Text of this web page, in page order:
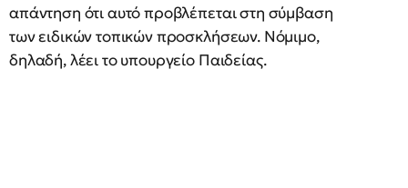
απάντηση ότι αυτό προβλέπεται στη σύμβαση
των ειδικών τοπικών προσκλήσεων. Νόμιμο,
δηλαδή, λέει το υπουργείο Παιδείας.